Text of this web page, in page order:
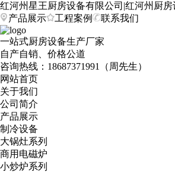
红河州星王厨房设备有限公司|红河州厨
产品展示
工程案例 联系我们
一站式厨房设备生产厂家
自产自销、价格公道
咨询热线： 18687371991（周先生）
网站首页
关于我们
公司简介
产品展示
制冷设备
大锅灶系列
商用电磁炉
小炒炉系列